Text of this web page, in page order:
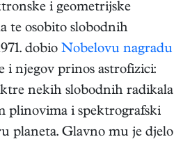
i geometrijske
te osobito slobodnih
dobio Nobelovu nagradu
i njegov prinos astrofizici:
nekih slobodnih radikala
plinovima i spektrografski
planeta. Glavno mu je djelo